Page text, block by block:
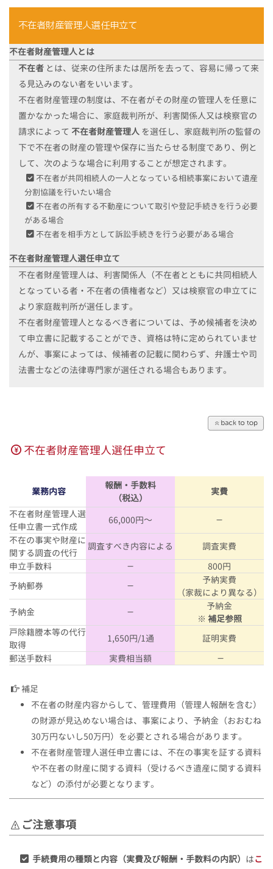
不在者財産管理人選任申立て
不在者財産管理人とは
不在者 とは、従来の住所または居所を去って、容易に帰って来
る見込みのない者をいいます。
不在者財産管理の制度は、不在者がその財産の管理人を任意に
置かなかった場合に、家庭裁判所が、利害関係人又は検察官の
請求によって 不在者財産管理人 を選任し、家庭裁判所の監督の
下で不在者の財産の管理や保存に当たらせる制度であり、例と
して、 次のような場合に利用することが想定されます。
不在者が共同相続人の一人となっている相続事案において遺産
分割協議を行いたい場合
不在者の所有する不動産について取引や登記手続きを行う必要
がある場合
不在者を相手方として訴訟手続きを行う必要がある場合
不在者財産管理人選任申立て
不在者財産管理人は、利害関係人（不在者とともに共同相続人
となっている者・不在者の債権者など）又は検察官の申立てに
より家庭裁判所が選任します。
不在者財産管理人となるべき者については、予め候補者を決め
て申立書に記載することができ、資格は特に定められていませ
んが、事案によっては、候補者の記載に関わらず、弁護士や司
法書士などの法律専門家が選任される場合もあります。
不在者財産管理人選任申立て
業務内容
報酬・手数料
（税込）
実費
不在者財産管理人選
任申立書一式作成
66,000円～
－
不在の事実や財産に
関する調査の代行
調査すべき内容による
調査実費
申立手数料
－
800円
予納郵券
－
予納実費
（家裁により異なる）
予納金
－
予納金
※ 補足参照
戸除籍謄本等の代行
取得
1,650円/1通
証明実費
郵送手数料
実費相当額 －
補足
不在者の財産内容からして、管理費用（管理人報酬を含む）
の財源が見込めない場合は、事案により、予納金（おおむね
30万円ないし50万円）を必要とされる場合があります。
不在者財産管理人選任申立書には、不在の事実を証する資料
や不在者の財産に関する資料（受けるべき遺産に関する資料
など）の添付が必要となります。
ご注意事項
手続費用の種類と内容（実費及び報酬・手数料の内訳） はこ